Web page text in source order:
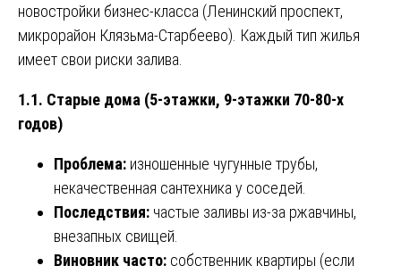
новостройки бизнес-класса (Ленинский проспект,
микрорайон Клязьма-Старбеево). Каждый тип жилья
имеет свои риски залива.
1.1. Старые дома (5-этажки, 9-этажки 70-80-х
годов)
Проблема: изношенные чугунные трубы,
некачественная сантехника у соседей.
Последствия: частые заливы из-за ржавчины,
внезапных свищей.
Виновник часто: собственник квартиры (если